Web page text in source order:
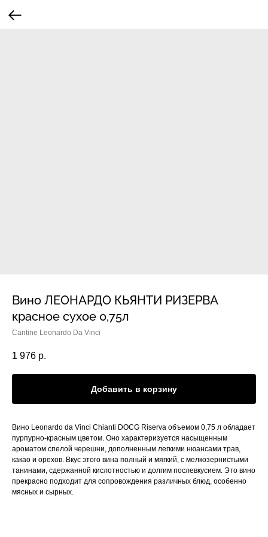
Вино ЛЕОНАРДО КЬЯНТИ РИЗЕРВА
красное сухое 0,75л
Cantine Leonardo Da Vinci
1 976 р.
Добавить в корзину
Вино Leonardo da Vinci Chianti DOCG Riserva объемом 0,75 л обладает
пурпурно-красным цветом. Оно характеризуется насыщенным
ароматом спелой черешни, дополненным легкими нюансами трав,
какао и орехов. Вкус этого вина полный и мягкий, с мелкозернистыми
танинами, сдержанной кислотностью и долгим послевкусием. Это вино
прекрасно подходит для сопровождения различных блюд, особенно
мясных и сырных.